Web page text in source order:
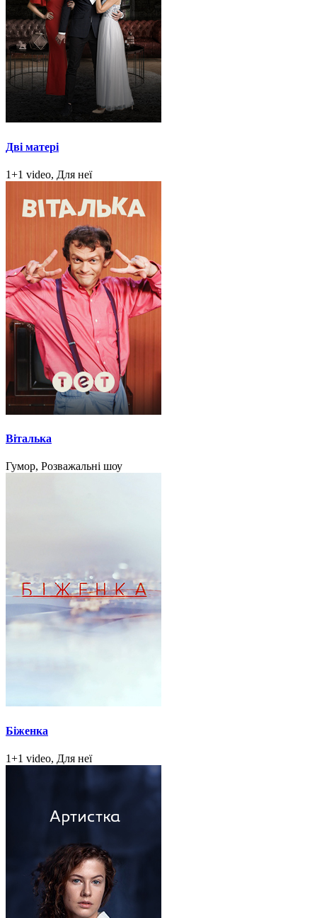
Дві матері
1+1 video, Для неї
Віталька
Гумор, Розважальні шоу
Біженка
1+1 video, Для неї